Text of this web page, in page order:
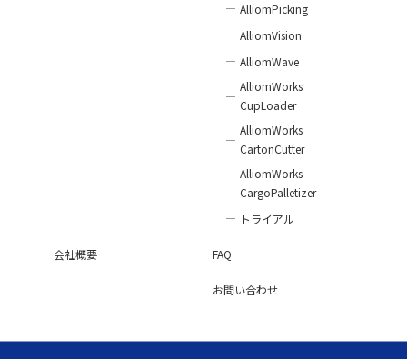
AlliomPicking
AlliomVision
AlliomWave
AlliomWorks
CupLoader
AlliomWorks
CartonCutter
AlliomWorks
CargoPalletizer
トライアル
会社概要 FAQ
お問い合わせ